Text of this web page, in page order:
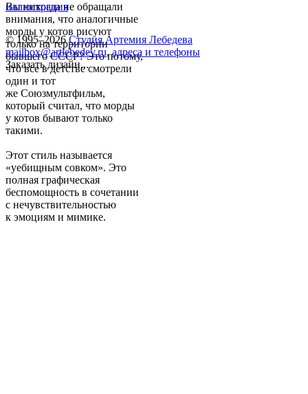
Вы никогда не обращали
внимания, что аналогичные
морды у котов рисуют
только на территории
бывшего СССР? Это потому,
что все в детстве смотрели
один и тот
же Союзмультфильм,
который считал, что морды
у котов бывают только
такими.
Этот стиль называется
«уебищным совком». Это
полная графическая
беспомощность в сочетании
с нечувствительностью
к эмоциям и мимике.
иллюстрация
© 1995–2026 Студия Артемия Лебедева
mailbox@artlebedev.ru, адреса и телефоны
Заказать дизайн...